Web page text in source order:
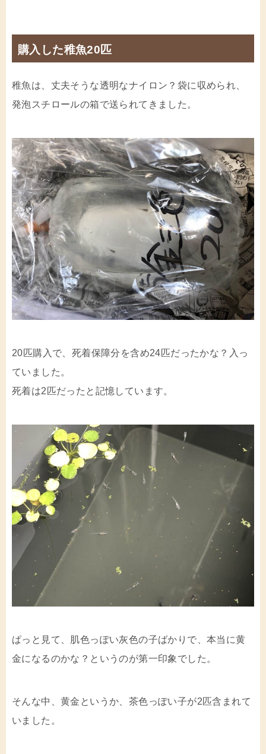
購入した稚魚20匹
稚魚は、丈夫そうな透明なナイロン？袋に収められ、
発泡スチロールの箱で送られてきました。
20匹購入で、死着保障分を含め24匹だったかな？入っ
ていました。
死着は2匹だったと記憶しています。
ぱっと見て、肌色っぽい灰色の子ばかりで、本当に黄
金になるのかな？というのが第一印象でした。
そんな中、黄金というか、茶色っぽい子が2匹含まれて
いました。